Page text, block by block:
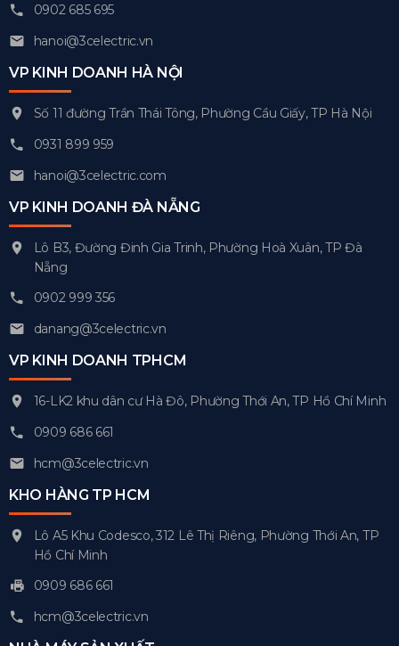
0902 685 695
hanoi@3celectric.vn
VP KINH DOANH HÀ NỘI
Số 11 đường Trần Thái Tông, Phường Cầu Giấy, TP Hà Nội
0931 899 959
hanoi@3celectric.com
VP KINH DOANH ĐÀ NẴNG
Lô B3, Đường Đinh Gia Trinh, Phường Hoà Xuân, TP Đà
Nẵng
0902 999 356
danang@3celectric.vn
VP KINH DOANH TPHCM
16-LK2 khu dân cư Hà Đô, Phường Thới An, TP Hồ Chí Minh
0909 686 661
hcm@3celectric.vn
KHO HÀNG TP HCM
Lô A5 Khu Codesco, 312 Lê Thị Riêng, Phường Thới An, TP
Hồ Chí Minh
0909 686 661
hcm@3celectric.vn